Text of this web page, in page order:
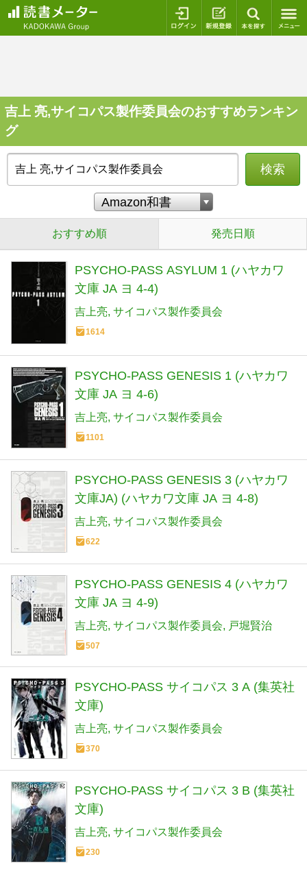
ログイン 新規登録
吉上 亮,サイコパス製作委員会のおすすめランキン
グ
検索
おすすめ順 発売日順
PSYCHO-PASS ASYLUM 1 (ハヤカワ
文庫 JA ヨ 4-4)
吉上亮 サイコパス製作委員会
1614
PSYCHO-PASS GENESIS 1 (ハヤカワ
文庫 JA ヨ 4-6)
吉上亮 サイコパス製作委員会
1101
PSYCHO-PASS GENESIS 3 (ハヤカワ
文庫JA) (ハヤカワ文庫 JA ヨ 4-8)
吉上亮 サイコパス製作委員会
622
PSYCHO-PASS GENESIS 4 (ハヤカワ
文庫 JA ヨ 4-9)
吉上亮 サイコパス製作委員会 戸堀賢治
507
PSYCHO-PASS サイコパス 3 A (集英社
文庫)
吉上亮 サイコパス製作委員会
370
PSYCHO-PASS サイコパス 3 B (集英社
文庫)
吉上亮 サイコパス製作委員会
230